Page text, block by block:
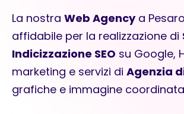
La nostra Web Agencya
affidabile per la realizzazione di
Indicizzazione SEO su Google,
marketing e servizi di Agenzia
grafiche e immagine